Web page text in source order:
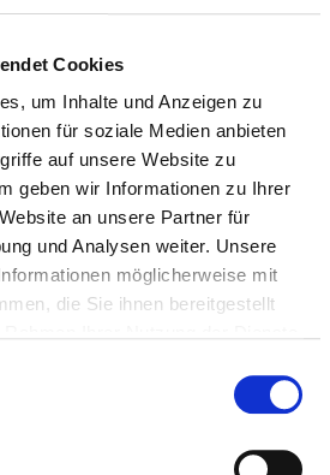
Cookies
um Inhalte und Anzeigen zu
für soziale Medien anbieten
auf unsere Website zu
geben wir Informationen zu Ihrer
an unsere Partner für
und Analysen weiter. Unsere
möglicherweise mit
die Sie ihnen bereitgestellt
an der Nase:
29
Adenotomie):
29
Partiell,
28
durch